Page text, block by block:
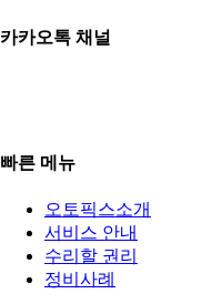
카카오톡 채널
빠른 메뉴
오토픽스소개
서비스 안내
수리할 권리
정비사례